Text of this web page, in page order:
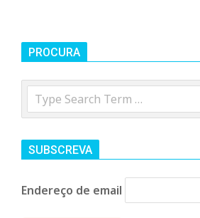
PROCURA
Search
SUBSCREVA
Endereço de email